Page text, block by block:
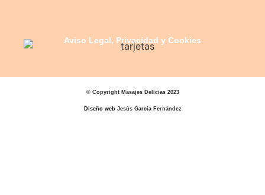
Aviso Legal, Privacidad y Cookies
© Copyright Masajes Delicias 2023
Diseño webJesús García Fernández